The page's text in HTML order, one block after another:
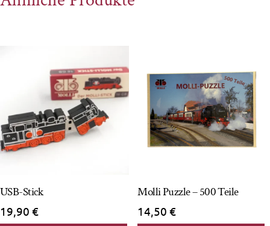
USB-Stick
19,90 €
Molli Puzzle – 500 Teile
14,50€